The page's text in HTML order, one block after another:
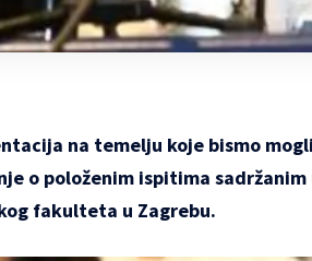
na temelju koje bismo
o položenim ispitima sadržanim
fakulteta u Zagrebu.